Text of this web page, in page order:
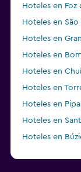
Hoteles en Foz
Hoteles en São
Hoteles en
Hoteles en
Hoteles en Chuí
Hoteles en
Hoteles en Pipa
Hoteles en
Hoteles en